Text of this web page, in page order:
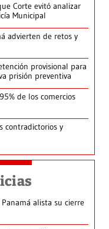
Corte evitó analizar
Municipal
advierten de retos y
provisional para
prisión preventiva
de los comercios
contradictorios y
alista su cierre